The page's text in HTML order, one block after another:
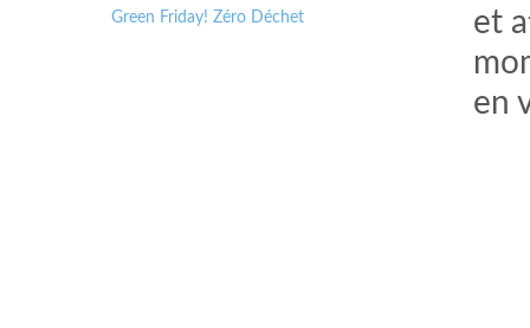
et
en
Green Friday! Zéro Déchet